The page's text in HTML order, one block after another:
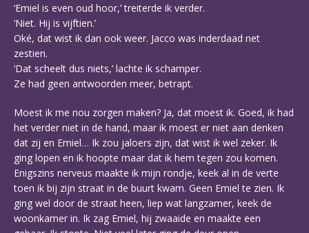
‘Emiel is even oud hoor,’ treiterde ik verder.
‘Niet. Hij is vijftien.’
Oké, dat wist ik dan ook weer. Jacco was inderdaad net
zestien.
‘Dat scheelt dus niets,’ lachte ik schamper.
Ze had geen antwoorden meer, betrapt.
Moest ik me nou zorgen maken? Ja, dat moest ik. Goed, ik had
het verder niet in de hand, maar ik moest er niet aan denken
dat zij en Emiel… Ik zou jaloers zijn, dat wist ik wel zeker. Ik
ging lopen en ik hoopte maar dat ik hem tegen zou komen.
Enigszins nerveus maakte ik mijn rondje, keek al in de verte
toen ik bij zijn straat in de buurt kwam. Geen Emiel te zien. Ik
ging wel door de straat heen, liep wat langzamer, keek de
woonkamer in. Ik zag Emiel, hij zwaaide en maakte een